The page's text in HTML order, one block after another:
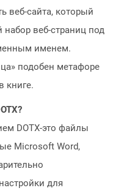
веб-сайта, который
набор веб-страниц под
именем.
подобен метафоре
книге.
DOTX-это файлы
Microsoft Word,
для